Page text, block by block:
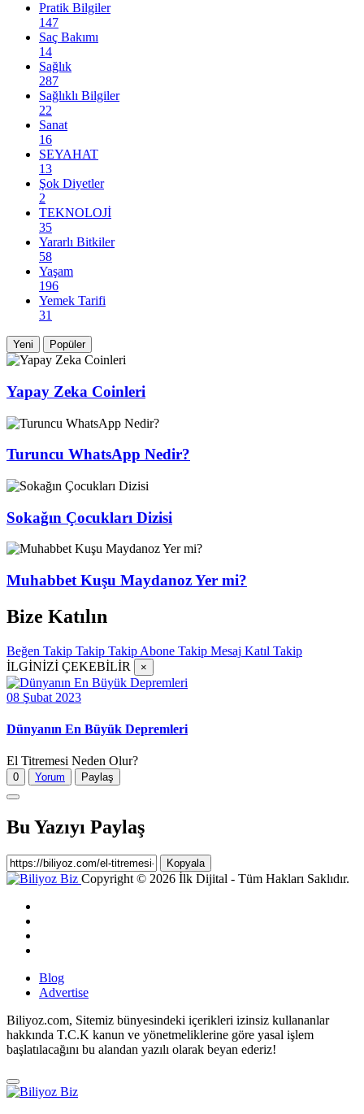
Pratik Bilgiler
147
Saç Bakımı
14
Sağlık
287
Sağlıklı Bilgiler
22
Sanat
16
SEYAHAT
13
Şok Diyetler
2
TEKNOLOJİ
35
Yararlı Bitkiler
58
Yaşam
196
Yemek Tarifi
31
Yeni Popüler
Yapay Zeka Coinleri
Turuncu WhatsApp Nedir?
Sokağın Çocukları Dizisi
Muhabbet Kuşu Maydanoz Yer mi?
Bize Katılın
Beğen Takip Takip Takip Abone Takip Mesaj Katıl Takip
İLGİNİZİ ÇEKEBİLİR
×
08 Şubat 2023
Dünyanın En Büyük Depremleri
El Titremesi Neden Olur?
0 Yorum Paylaş
Bu Yazıyı Paylaş
Kopyala
Copyright © 2026 İlk Dijital - Tüm Hakları Saklıdır.
Blog
Advertise
Biliyoz.com, Sitemiz bünyesindeki içerikleri izinsiz kullananlar
hakkında T.C.K kanun ve yönetmeliklerine göre yasal işlem
başlatılacağını bu alandan yazılı olarak beyan ederiz!